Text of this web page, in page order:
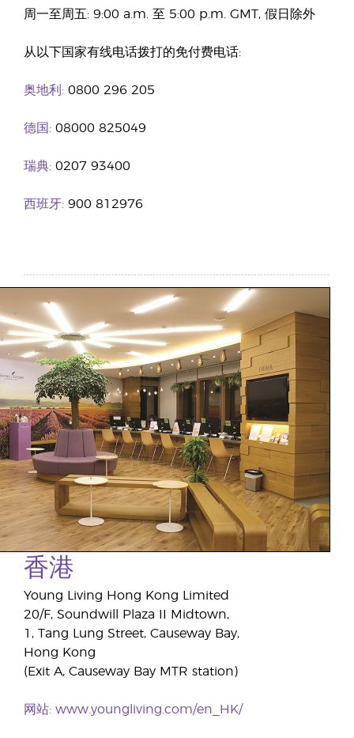
周一至周五: 9:00 a.m. 至 5:00 p.m. GMT, 假日除外
从以下国家有线电话拨打的免付费电话:
奥地利: 0800 296 205
德国: 08000 825049
瑞典: 0207 93400
西班牙: 900 812976
香港
Young Living Hong Kong Limited
20/F, Soundwill Plaza II Midtown,
1, Tang Lung Street, Causeway Bay,
Hong Kong
(Exit A, Causeway Bay MTR station)
网站: www.youngliving.com/en_HK/